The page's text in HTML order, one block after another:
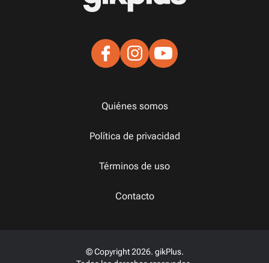
Quiénes somos
Política de privacidad
Términos de uso
Contacto
© Copyright 2026. gikPlus.